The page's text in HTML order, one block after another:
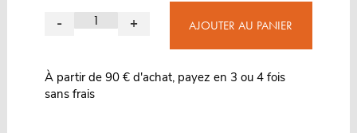
- + AJOUTER AU PANIER
À partir de 90 € d'achat, payez en 3 ou 4 fois
sans frais